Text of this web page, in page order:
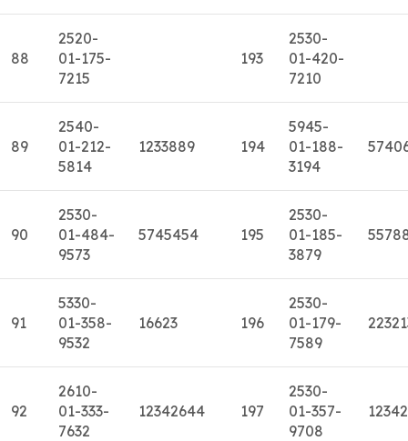
88
2520-
01-175-
7215
193
2530-
01-420-
7210
89
2540-
01-212-
5814
1233889 194
5945-
01-188-
3194
90
2530-
01-484-
9573
5745454 195
2530-
01-185-
3879
91
5330-
01-358-
9532
16623 196
2530-
01-179-
7589
92
2610-
01-333-
7632
12342644 197
2530-
01-357-
9708